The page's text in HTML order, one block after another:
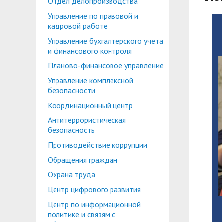
Планово-финансовое управление
Координационный центр
Противодействие коррупции
Охрана труда
Центр по информационной политике и
Управление по административно-
Профком студентов и аспирантов
Лучшие студенты
Вопросы ректору
Центр карьеры
Консультационный центр поддержки
Учебно-тренинговый центр
Центр тестирования иностранных граждан
Центр русского языка как иностранного
Образовательный модуль «Обучение
Управление по правовой и
кадровой работе
Управление бухгалтерского учета
и финансового контроля
Планово-финансовое управление
Управление комплексной
безопасности
Координационный центр
Антитеррористическая
безопасность
Противодействие коррупции
Обращения граждан
Охрана труда
Центр цифрового развития
Центр по информационной
политике и связям с